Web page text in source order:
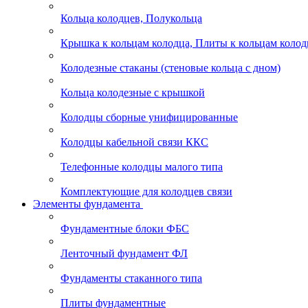
Кольца колодцев, Полукольца
Крышка к кольцам колодца, Плиты к кольцам
Колодезные стаканы (стеновые кольца с дном)
Кольца колодезные с крышкой
Колодцы сборные унифицированные
Колодцы кабельной связи ККС
Телефонные колодцы малого типа
Комплектующие для колодцев связи
Элементы фундамента
Фундаментные блоки ФБС
Ленточный фундамент ФЛ
Фундаменты стаканного типа
Плиты фундаментные